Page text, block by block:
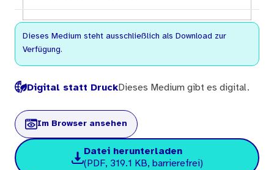
Dieses Medium steht ausschließlich als Download zur
Verfügung.
Digital statt DruckDieses Medium gibt es digital.
Im Browser ansehen
Datei herunterladen
(PDF, 319.1 KB, barrierefrei)